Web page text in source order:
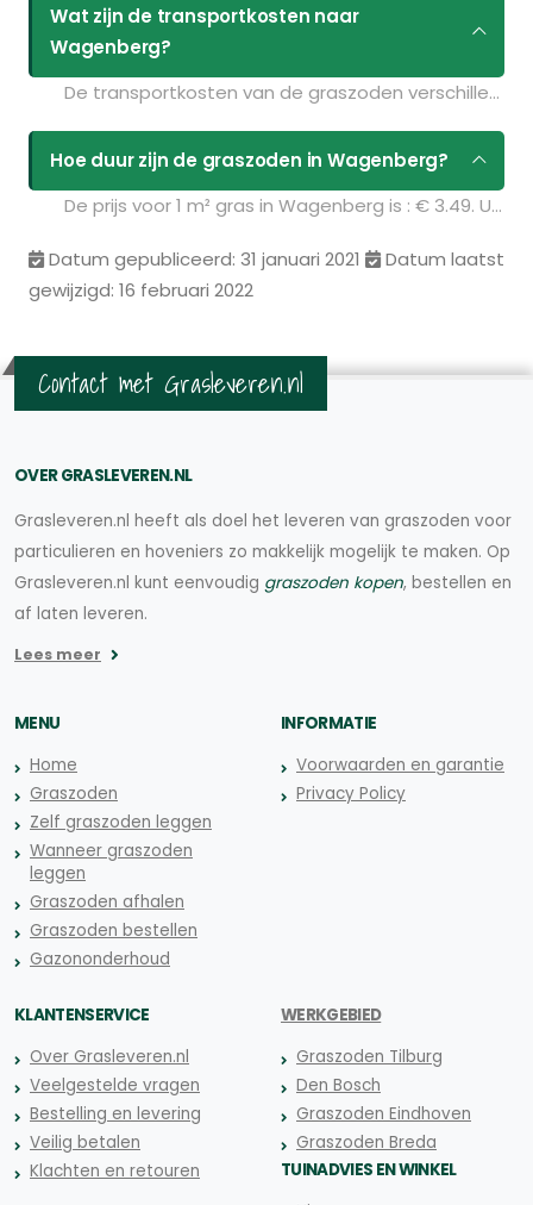
Wat zijn de transportkosten naar
Wagenberg?
De transportkosten van de graszoden verschillen per postcodegebied en zijn afhankelijk van de hoeveelheid graszoden die u bestelt. Bent u benieuwd naar de prijzen? Vul uw gegevens in op de pagina
Hoe duur zijn de graszoden in Wagenberg?
De prijs voor 1 m² gras in Wagenberg is : € 3.49. U kunt deze graszoden bestellen via de volgende link:
Datum gepubliceerd: 31 januari 2021
Datum laatst
gewijzigd: 16 februari 2022
Contact met Grasleveren.nl
OVER GRASLEVEREN.NL
Grasleveren.nl heeft als doel het leveren van graszoden voor
particulieren en hoveniers zo makkelijk mogelijk te maken. Op
Grasleveren.nl kunt eenvoudig graszoden kopen, bestellen en
af laten leveren.
Lees meer
MENU
Home
Graszoden
Zelf graszoden leggen
Wanneer graszoden
leggen
Graszoden afhalen
Graszoden bestellen
Gazononderhoud
INFORMATIE
Voorwaarden en garantie
Privacy Policy
KLANTENSERVICE
Over Grasleveren.nl
Veelgestelde vragen
Bestelling en levering
Veilig betalen
Klachten en retouren
WERKGEBIED
Graszoden Tilburg
Den Bosch
Graszoden Eindhoven
Graszoden Breda
TUINADVIES EN WINKEL